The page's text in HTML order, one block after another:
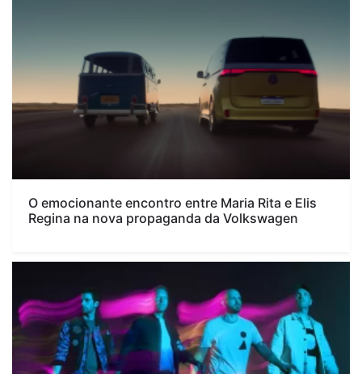
O emocionante encontro entre Maria Rita e Elis
Regina na nova propaganda da Volkswagen